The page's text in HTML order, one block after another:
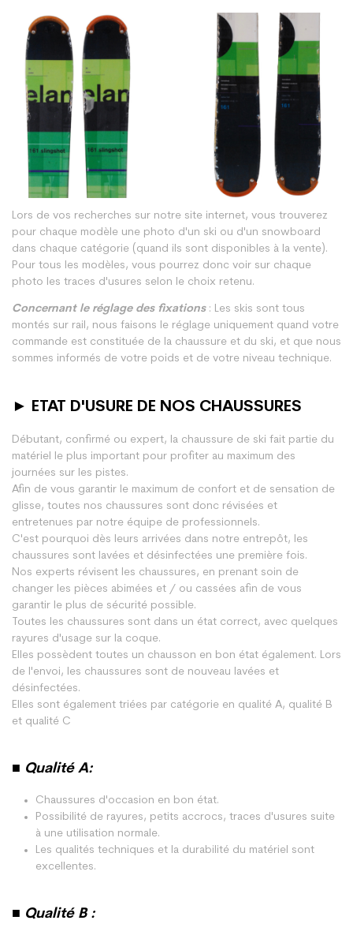
Lors de vos recherches sur notre site internet, vous trouverez
pour chaque modèle une photo d'un ski ou d'un snowboard
dans chaque catégorie (quand ils sont disponibles à la vente).
Pour tous les modèles, vous pourrez donc voir sur chaque
photo les traces d'usures selon le choix retenu.
Concernant le réglage des fixations: Les skis sont tous
montés sur rail, nous faisons le réglage uniquement quand votre
commande est constituée de la chaussure et du ski, et que nous
sommes informés de votre poids et de votre niveau technique.
► ETAT D'USURE DE NOS CHAUSSURES
Débutant, confirmé ou expert, la chaussure de ski fait partie du
matériel le plus important pour profiter au maximum des
journées sur les pistes.
Afin de vous garantir le maximum de confort et de sensation de
glisse, toutes nos chaussures sont donc révisées et
entretenues par notre équipe de professionnels.
C'est pourquoi dès leurs arrivées dans notre entrepôt, les
chaussures sont lavées et désinfectées une première fois.
Nos experts révisent les chaussures, en prenant soin de
changer les pièces abimées et / ou cassées afin de vous
garantir le plus de sécurité possible.
Toutes les chaussures sont dans un état correct, avec quelques
rayures d'usage sur la coque.
Elles possèdent toutes un chausson en bon état également. Lors
de l'envoi, les chaussures sont de nouveau lavées et
désinfectées.
Elles sont également triées par catégorie en qualité A, qualité B
et qualité C
■ Qualité A:
Chaussures d'occasion en bon état.
Possibilité de rayures, petits accrocs, traces d'usures suite
à une utilisation normale.
Les qualités techniques et la durabilité du matériel sont
excellentes.
■ Qualité B :